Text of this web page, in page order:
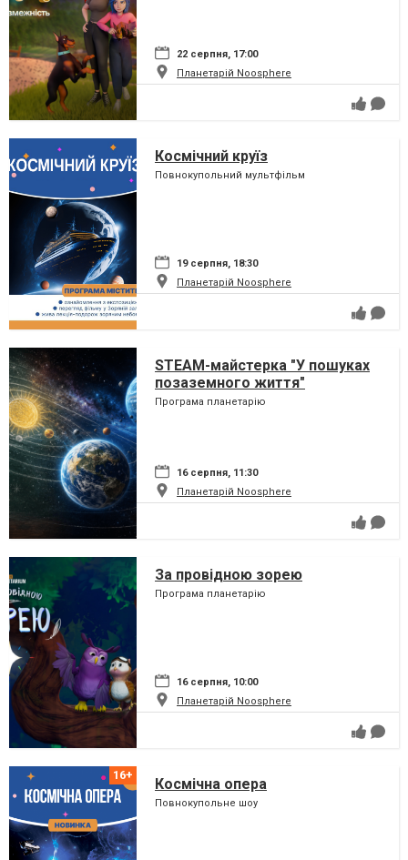
22 серпня, 17:00
Планетарій Noosphere
Космічний круїз
Повнокупольний мультфільм
19 серпня, 18:30
Планетарій Noosphere
STEAM-майстерка "У пошуках
позаземного життя"
Програма планетарію
16 серпня, 11:30
Планетарій Noosphere
За провідною зорею
Програма планетарію
16 серпня, 10:00
Планетарій Noosphere
Космічна опера
Повнокупольне шоу